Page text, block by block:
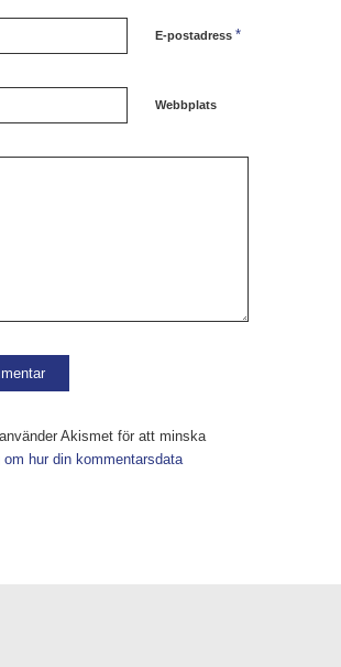
E-postadress *
Webbplats
Akismet för att minska
om hur din kommentarsdata